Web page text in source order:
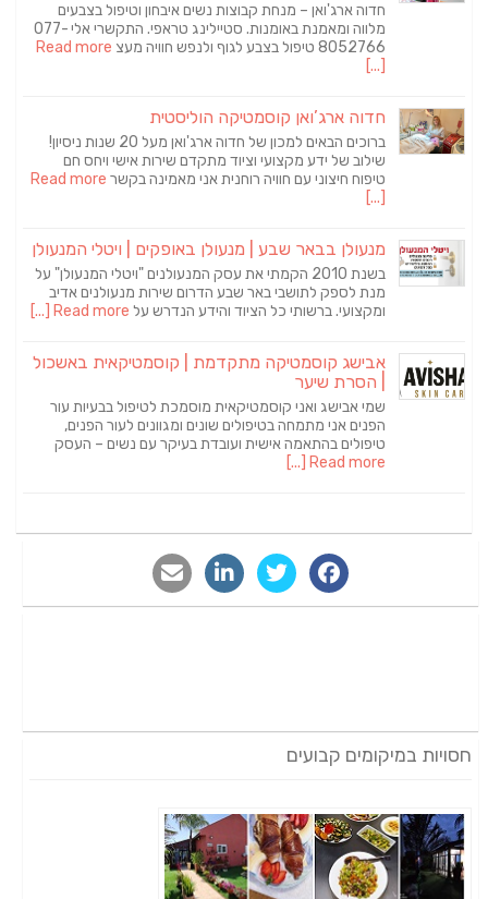
חדוה ארג'ואן – מנחת קבוצות נשים איבחון וטיפול בצבעים
מלווה ומאמנת באומנות. סטיילינג טראפי. התקשרי אלי 077-
8052766 טיפול בצבע לגוף ולנפש חוויה מעצ
Read more
[...]
חדוה ארג’ואן קוסמטיקה הוליסטית
ברוכים הבאים למכון של חדוה ארג'ואן מעל 20 שנות ניסיון!
שילוב של ידע מקצועי וציוד מתקדם שירות אישי ויחס חם
טיפוח חיצוני עם חוויה רוחנית אני מאמינה בקשר Read more
[...]
מנעולן בבאר שבע | מנעולן באופקים | ויטלי המנעולן
בשנת 2010 הקמתי את עסק המנעולנים "ויטלי המנעולן" על
מנת לספק לתושבי באר שבע הדרום שירות מנעולנים אדיב
ומקצועי. ברשותי כל הציוד והידע הנדרש על Read more [...]
אבישג קוסמטיקה מתקדמת | קוסמטיקאית באשכול
| הסרת שיער
שמי אבישג ואני קוסמטיקאית מוסמכת לטיפול בבעיות עור
הפנים אני מתמחה בטיפולים שונים ומגוונים לעור הפנים,
טיפולים בהתאמה אישית ועובדת בעיקר עם נשים – העסק
Read more [...]
חסויות במיקומים קבועים